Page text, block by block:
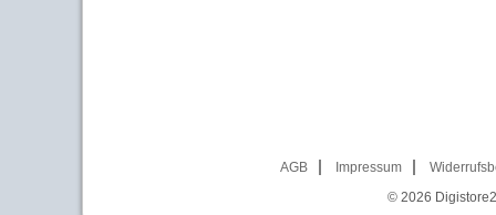
AGB Impressum
© 2026